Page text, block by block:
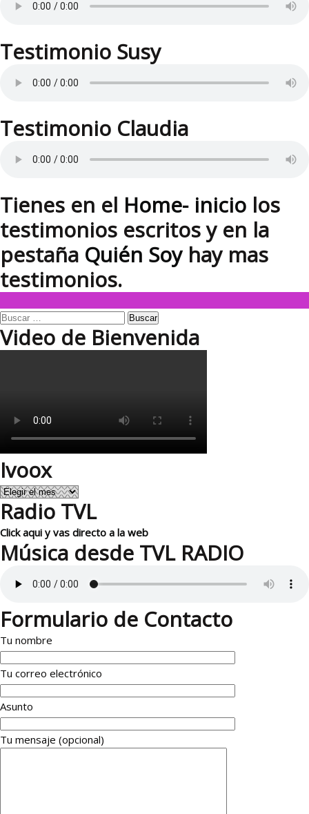
Testimonio Susy
Testimonio Claudia
Tienes en el Home- inicio los
testimonios escritos y en la
pestaña Quién Soyhay mas
testimonios.
Buscar:
Video de Bienvenida
Ivoox
Ivoox
Radio TVL
Click aqui y vas directo a la web
Música desde TVL RADIO
Formulario de Contacto
Tu nombre
Tu correo electrónico
Asunto
Tu mensaje (opcional)